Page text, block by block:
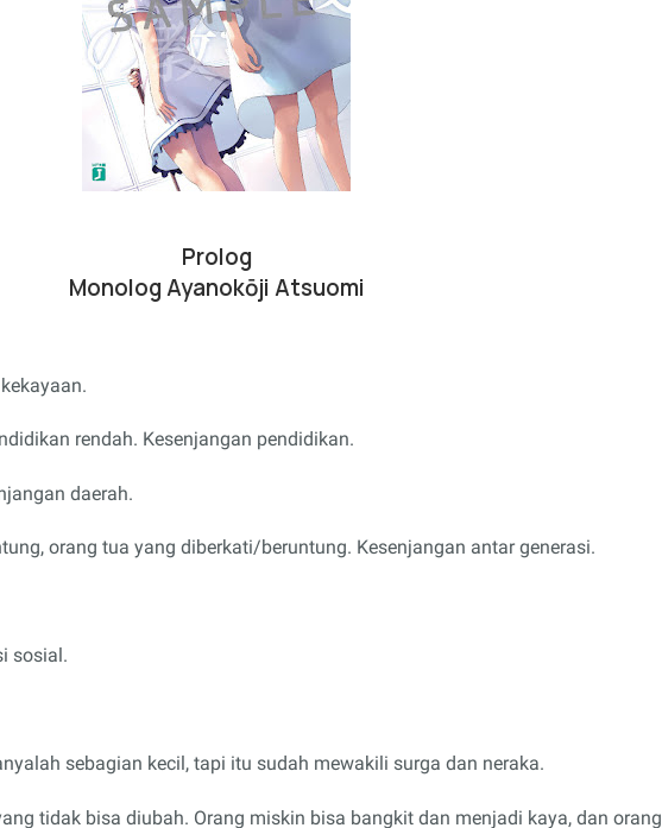
Prolog
Monolog Ayanokōji Atsuomi
rendah. Kesenjangan pendidikan.
daerah.
orang tua yang diberkati/beruntung. Kesenjangan antar generasi.
sosial.
sebagian kecil, tapi itu sudah mewakili surga dan neraka.
tidak bisa diubah. Orang miskin bisa bangkit dan menjadi kaya, dan orang